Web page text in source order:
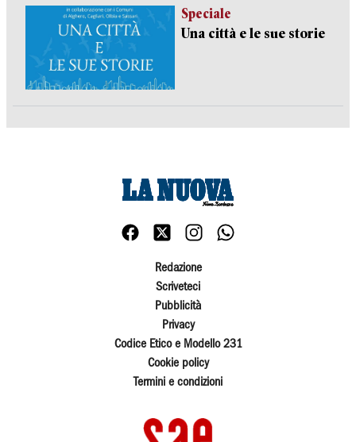
Speciale
Una città e le sue storie
Redazione
Scriveteci
Pubblicità
Privacy
Codice Etico e Modello 231
Cookie policy
Termini e condizioni